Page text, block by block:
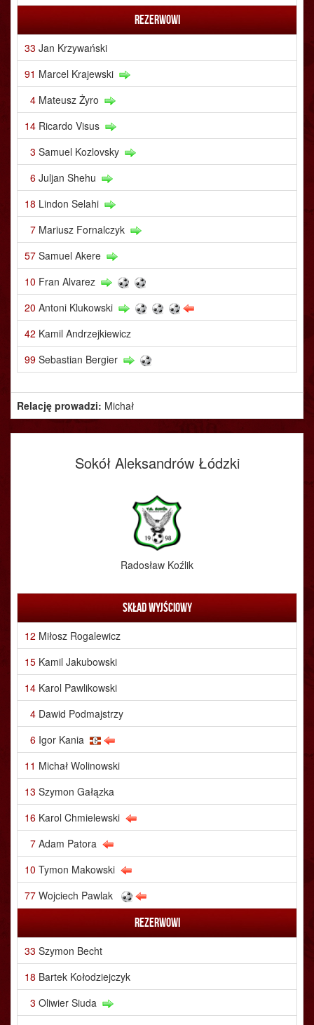
Rezerwowi
33 Jan Krzywański
91 Marcel Krajewski
4 Mateusz Żyro
14 Ricardo Visus
3 Samuel Kozlovsky
6 Juljan Shehu
18 Lindon Selahi
7 Mariusz Fornalczyk
57 Samuel Akere
10 Fran Alvarez
20 Antoni Klukowski
42 Kamil Andrzejkiewicz
99 Sebastian Bergier
Relację prowadzi: Michał
Sokół Aleksandrów Łódzki
Radosław Koźlik
Skład wyjściowy
12 Miłosz Rogalewicz
15 Kamil Jakubowski
14 Karol Pawlikowski
4 Dawid Podmajstrzy
6 Igor Kania
11 Michał Wolinowski
13 Szymon Gałązka
16 Karol Chmielewski
7 Adam Patora
10 Tymon Makowski
77 Wojciech Pawlak
Rezerwowi
33 Szymon Becht
18 Bartek Kołodziejczyk
3 Oliwier Siuda